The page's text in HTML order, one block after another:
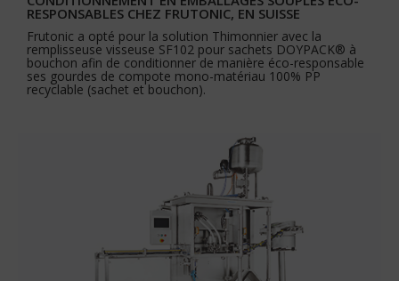
RESPONSABLES CHEZ FRUTONIC, EN SUISSE
Frutonic a opté pour la solution Thimonnier avec la
remplisseuse visseuse SF102 pour sachets DOYPACK® à
bouchon afin de conditionner de manière éco-responsable
ses gourdes de compote mono-matériau 100% PP
recyclable (sachet et bouchon).